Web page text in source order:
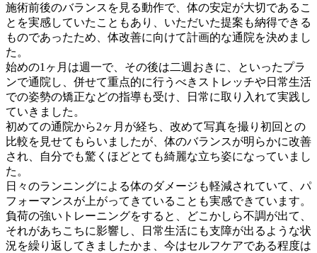
施術前後のバランスを見る動作で、体の安定が大切であるこ
とを実感していたこともあり、いただいた提案も納得できる
ものであったため、体改善に向けて計画的な通院を決めまし
た。
始めの1ヶ月は週一で、その後は二週おきに、といったプラ
ンで通院し、併せて重点的に行うべきストレッチや日常生活
での姿勢の矯正などの指導も受け、日常に取り入れて実践し
ていきました。
初めての通院から2ヶ月が経ち、改めて写真を撮り初回との
比較を見せてもらいましたが、体のバランスが明らかに改善
され、自分でも驚くほどとても綺麗な立ち姿になっていまし
た。
日々のランニングによる体のダメージも軽減されていて、パ
フォーマンスが上がってきていることも実感できています。
負荷の強いトレーニングをすると、どこかしら不調が出て、
それがあちこちに影響し、日常生活にも支障が出るような状
況を繰り返してきましたかま、今はセルフケアである程度は